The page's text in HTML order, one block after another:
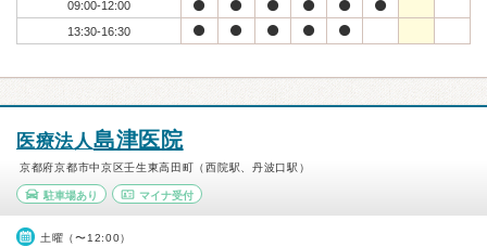
09:00-12:00
13:30-16:30
医療法人島津医院
京都府京都市中京区壬生東高田町（西院駅、丹波口駅）
駐車場あり マイナ受付
土曜（〜12:00）